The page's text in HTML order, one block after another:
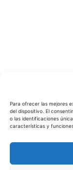
Para ofrecer las mejores
del dispositivo. El
o las identificaciones
características y